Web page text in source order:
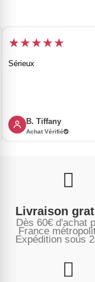
★★★★★
Sérieux
B. Tiffany
Achat Vérifié
Livraison
Dès 60€ d'achat
France
Expédition sous